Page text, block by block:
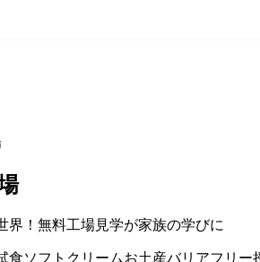
界！無料工場見学が家族の学びに
食ソフトクリームお土産バリアフリー